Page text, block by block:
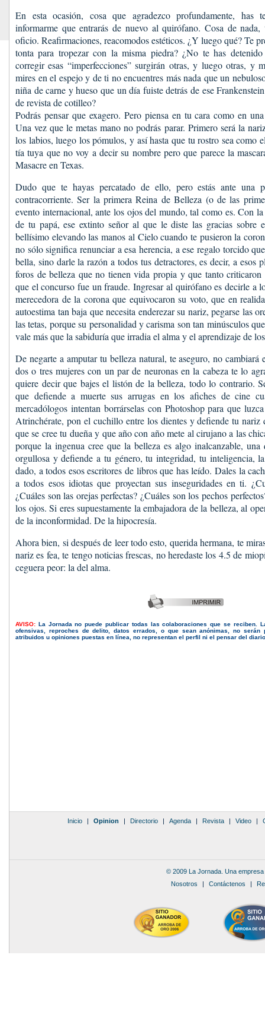
En esta ocasión, cosa que agradezco profundamente, has
informarme que entrarás de nuevo al quirófano. Cosa de
oficio. Reafirmaciones, reacomodos estéticos. ¿Y luego qué? Te
tonta para tropezar con la misma piedra? ¿No te has
corregir esas “imperfecciones” surgirán otras, y luego otras, y
mires en el espejo y de ti no encuentres más nada que un
niña de carne y hueso que un día fuiste detrás de ese
de revista de cotilleo?
Podrás pensar que exagero. Pero piensa en tu cara como en
Una vez que le metas mano no podrás parar. Primero será la
los labios, luego los pómulos, y así hasta que tu rostro sea como
tía tuya que no voy a decir su nombre pero que parece la
Masacre en Texas.
Dudo que te hayas percatado de ello, pero estás ante una
contracorriente. Ser la primera Reina de Belleza (o de las
evento internacional, ante los ojos del mundo, tal como es. Con
de tu papá, ese extinto señor al que le diste las gracias sobre
bellísimo elevando las manos al Cielo cuando te pusieron la
no sólo significa renunciar a esa herencia, a ese regalo torcido
bella, sino darle la razón a todos tus detractores, es decir, a esos
foros de belleza que no tienen vida propia y que tanto
que el concurso fue un fraude. Ingresar al quirófano es decirle a
merecedora de la corona que equivocaron su voto, que en
autoestima tan baja que necesita enderezar su nariz, pegarse las
las tetas, porque su personalidad y carisma son tan minúsculos
vale más que la sabiduría que irradia el alma y el aprendizaje de
De negarte a amputar tu belleza natural, te aseguro, no cambiará
dos o tres mujeres con un par de neuronas en la cabeza te lo
quiere decir que bajes el listón de la belleza, todo lo contrario.
que defiende a muerte sus arrugas en los afiches de cine
mercadólogos intentan borrárselas con Photoshop para que
Atrinchérate, pon el cuchillo entre los dientes y defiende tu nariz
que se cree tu dueña y que año con año mete al cirujano a las
porque la ingenua cree que la belleza es algo inalcanzable, una
orgullosa y defiende a tu género, tu integridad, tu inteligencia,
dado, a todos esos escritores de libros que has leído. Dales la
a todos esos idiotas que proyectan sus inseguridades en ti.
¿Cuáles son las orejas perfectas? ¿Cuáles son los pechos
los ojos. Si eres supuestamente la embajadora de la belleza, al
de la inconformidad. De la hipocresía.
Ahora bien, si después de leer todo esto, querida hermana, te
nariz es fea, te tengo noticias frescas, no heredaste los 4.5 de
ceguera peor: la del alma.
AVISO: La Jornada no puede publicar todas las colaboraciones que se reciben.
ofensivas, reproches de delito, datos errados, o que sean anónimas, no serán
atribuidos u opiniones puestas en línea, no representan el perfil ni el pensar del
Inicio | Opinion | Directorio | Agenda | Revista | Video |
© 2009 La Jornada. Una
Nosotros | Contáctenos |